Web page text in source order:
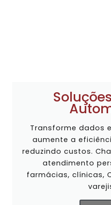
Transforme dados
aumente a
reduzindo custos.
atendimento
farmácias, clínicas,